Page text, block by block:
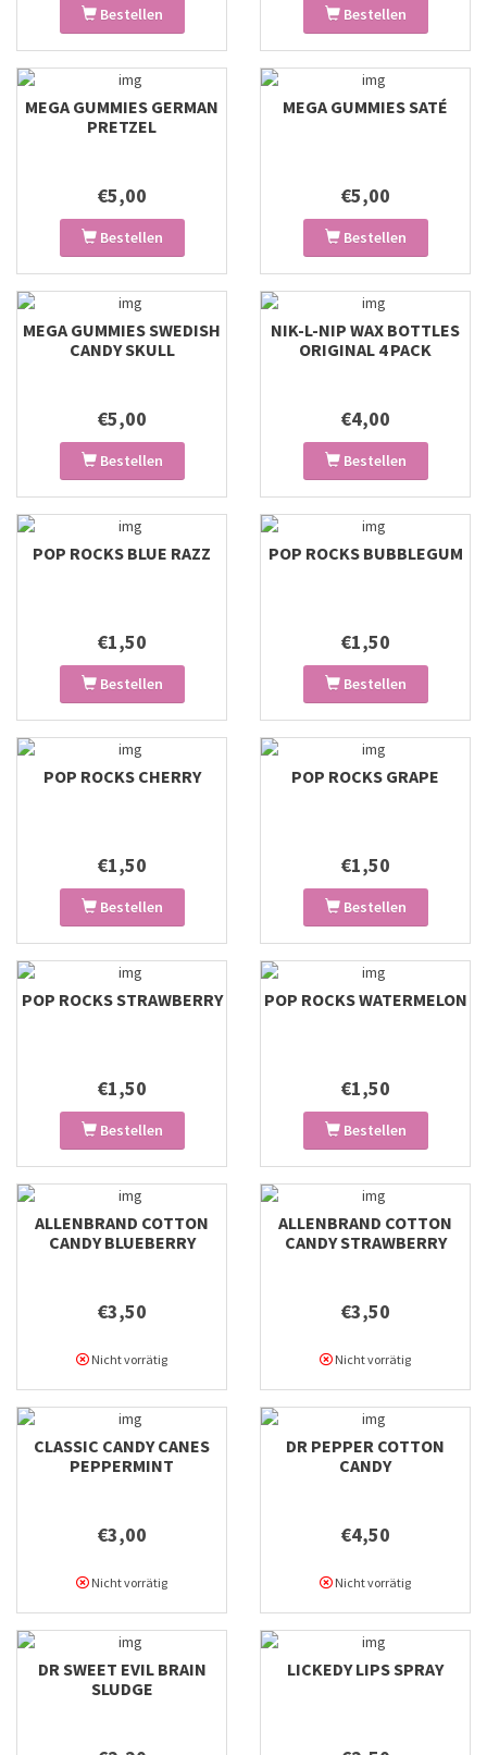
Bestellen Bestellen
MEGA GUMMIES GERMAN
PRETZEL
€5,00
Bestellen
MEGA GUMMIES SATÉ
€5,00
Bestellen
MEGA GUMMIES SWEDISH
CANDY SKULL
€5,00
Bestellen
NIK-L-NIP WAX BOTTLES
ORIGINAL 4 PACK
€4,00
Bestellen
POP ROCKS BLUE RAZZ
€1,50
Bestellen
POP ROCKS BUBBLEGUM
€1,50
Bestellen
POP ROCKS CHERRY
€1,50
Bestellen
POP ROCKS GRAPE
€1,50
Bestellen
POP ROCKS STRAWBERRY
€1,50
Bestellen
POP ROCKS WATERMELON
€1,50
Bestellen
ALLENBRAND COTTON
CANDY BLUEBERRY
€3,50
Nicht vorrätig
ALLENBRAND COTTON
CANDY STRAWBERRY
€3,50
Nicht vorrätig
CLASSIC CANDY CANES
PEPPERMINT
€3,00
Nicht vorrätig
DR PEPPER COTTON
CANDY
€4,50
Nicht vorrätig
DR SWEET EVIL BRAIN
SLUDGE
LICKEDY LIPS SPRAY